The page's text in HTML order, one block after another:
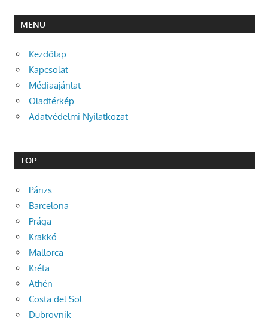
MENÜ
Kezdőlap
Kapcsolat
Médiaajánlat
Oladtérkép
Adatvédelmi Nyilatkozat
TOP
Párizs
Barcelona
Prága
Krakkó
Mallorca
Kréta
Athén
Costa del Sol
Dubrovnik